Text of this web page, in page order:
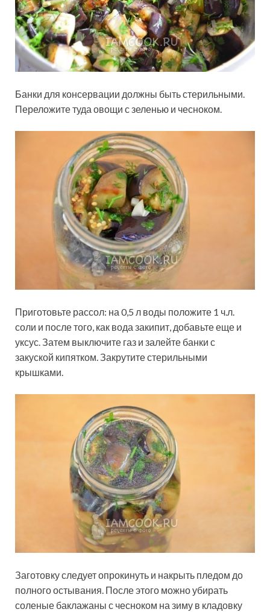
Банки для консервации должны быть стерильными.
Переложите туда овощи с зеленью и чесноком.
Приготовьте рассол: на 0,5 л воды положите 1 ч.л.
соли и после того, как вода закипит, добавьте еще и
уксус. Затем выключите газ и залейте банки с
закуской кипятком. Закрутите стерильными
крышками.
Заготовку следует опрокинуть и накрыть пледом до
полного остывания. После этого можно убирать
соленые баклажаны с чесноком на зиму в кладовку